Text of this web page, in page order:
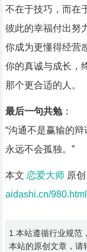
不在于技巧，而在
彼此的幸福付出努
你成为更懂得经营
你的真诚与成长
那个更合适的人。
最后一句共勉：
“沟通不是赢输的
永远不会孤独。”
本文 恋爱大师原创
aidashi.cn/980.html
1.本站遵循行业规范
本站的原创文章，请